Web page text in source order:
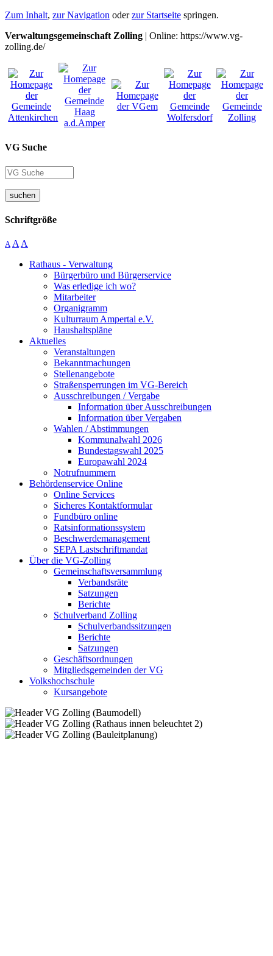
Zum Inhalt, zur Navigation oderzur Startseite springen.
Verwaltungsgemeinschaft Zolling | Online: https://www.vg-
zolling.de/
VG Suche
suchen
Schriftgröße
A A A
Rathaus - Verwaltung
Bürgerbüro und Bürgerservice
Was erledige ich wo?
Mitarbeiter
Organigramm
Kulturraum Ampertal e.V.
Haushaltspläne
Aktuelles
Veranstaltungen
Bekanntmachungen
Stellenangebote
Straßensperrungen im VG-Bereich
Ausschreibungen / Vergabe
Information über Ausschreibungen
Information über Vergaben
Wahlen / Abstimmungen
Kommunalwahl 2026
Bundestagswahl 2025
Europawahl 2024
Notrufnummern
Behördenservice Online
Online Services
Sicheres Kontaktformular
Fundbüro online
Ratsinformationssystem
Beschwerdemanagement
SEPA Lastschriftmandat
Über die VG-Zolling
Gemeinschaftsversammlung
Verbandsräte
Satzungen
Berichte
Schulverband Zolling
Schulverbandssitzungen
Berichte
Satzungen
Geschäftsordnungen
Mitgliedsgemeinden der VG
Volkshochschule
Kursangebote